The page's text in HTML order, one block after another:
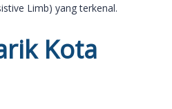
Limb) yang terkenal.
Kota